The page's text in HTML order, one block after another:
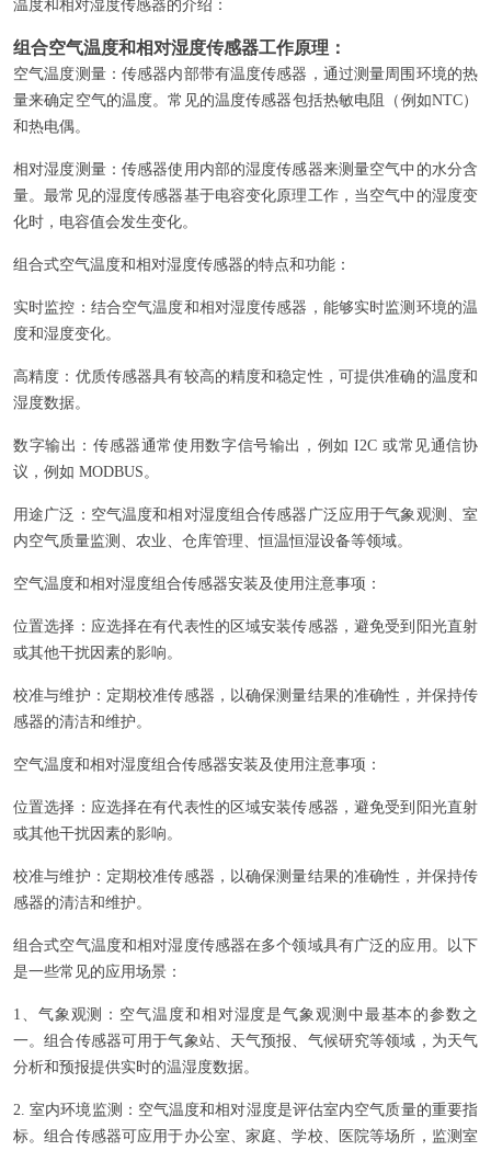
温度和相对湿度传感器的介绍：
组合空气温度和相对湿度传感器工作原理：
空气温度测量：传感器内部带有温度传感器，通过测量周围环境的热
量来确定空气的温度。常见的温度传感器包括热敏电阻（例如NTC）
和热电偶。
相对湿度测量：传感器使用内部的湿度传感器来测量空气中的水分含
量。最常见的湿度传感器基于电容变化原理工作，当空气中的湿度变
化时，电容值会发生变化。
组合式空气温度和相对湿度传感器的特点和功能：
实时监控：结合空气温度和相对湿度传感器，能够实时监测环境的温
度和湿度变化。
高精度：优质传感器具有较高的精度和稳定性，可提供准确的温度和
湿度数据。
数字输出：传感器通常使用数字信号输出，例如 I2C 或常见通信协
议，例如 MODBUS。
用途广泛：空气温度和相对湿度组合传感器广泛应用于气象观测、室
内空气质量监测、农业、仓库管理、恒温恒湿设备等领域。
空气温度和相对湿度组合传感器安装及使用注意事项：
位置选择：应选择在有代表性的区域安装传感器，避免受到阳光直射
或其他干扰因素的影响。
校准与维护：定期校准传感器，以确保测量结果的准确性，并保持传
感器的清洁和维护。
空气温度和相对湿度组合传感器安装及使用注意事项：
位置选择：应选择在有代表性的区域安装传感器，避免受到阳光直射
或其他干扰因素的影响。
校准与维护：定期校准传感器，以确保测量结果的准确性，并保持传
感器的清洁和维护。
组合式空气温度和相对湿度传感器在多个领域具有广泛的应用。以下
是一些常见的应用场景：
1、气象观测：空气温度和相对湿度是气象观测中最基本的参数之
一。组合传感器可用于气象站、天气预报、气候研究等领域，为天气
分析和预报提供实时的温湿度数据。
2. 室内环境监测：空气温度和相对湿度是评估室内空气质量的重要指
标。组合传感器可应用于办公室、家庭、学校、医院等场所，监测室